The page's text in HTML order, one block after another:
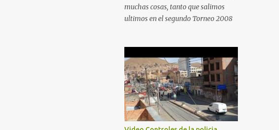
muchas cosas, tanto que salimos
ultimos en el segundo Torneo 2008